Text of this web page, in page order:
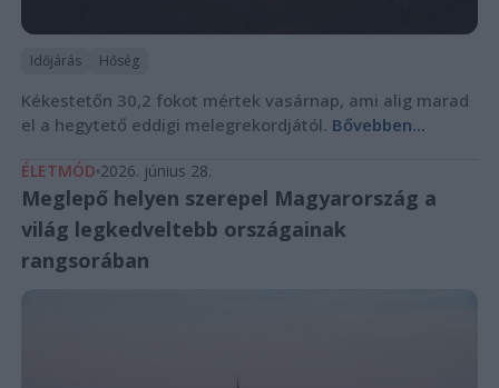
Időjárás Hőség
Kékestetőn 30,2 fokot mértek vasárnap, ami alig marad
el a hegytető eddigi melegrekordjától. Bővebben...
ÉLETMÓD 2026. június 28.
Meglepő helyen szerepel Magyarország a
világ legkedveltebb országainak
rangsorában